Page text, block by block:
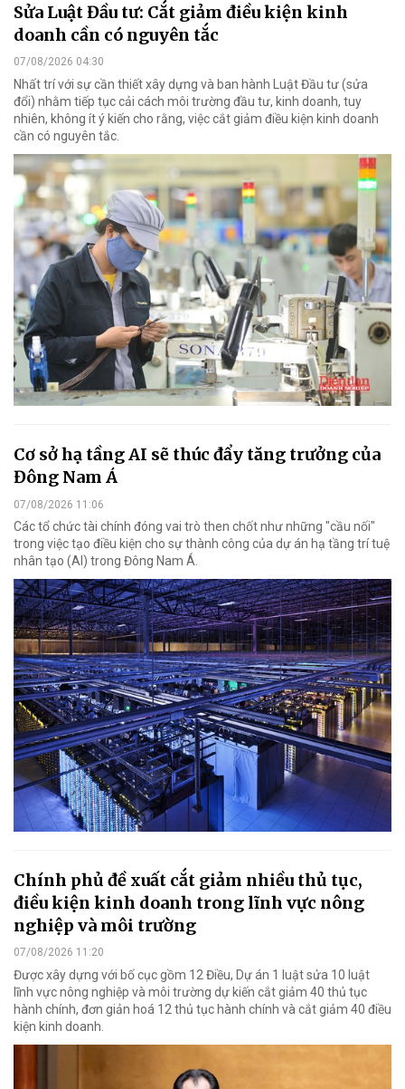
Sửa Luật Đầu tư: Cắt giảm điều kiện kinh
doanh cần có nguyên tắc
07/08/2026 04:30
Nhất trí với sự cần thiết xây dựng và ban hành Luật Đầu tư (sửa
đổi) nhằm tiếp tục cải cách môi trường đầu tư, kinh doanh, tuy
nhiên, không ít ý kiến cho rằng, việc cắt giảm điều kiện kinh doanh
cần có nguyên tắc.
Cơ sở hạ tầng AI sẽ thúc đẩy tăng trưởng của
Đông Nam Á
07/08/2026 11:06
Các tổ chức tài chính đóng vai trò then chốt như những "cầu nối"
trong việc tạo điều kiện cho sự thành công của dự án hạ tầng trí tuệ
nhân tạo (AI) trong Đông Nam Á.
Chính phủ đề xuất cắt giảm nhiều thủ tục,
điều kiện kinh doanh trong lĩnh vực nông
nghiệp và môi trường
07/08/2026 11:20
Được xây dựng với bố cục gồm 12 Điều, Dự án 1 luật sửa 10 luật
lĩnh vực nông nghiệp và môi trường dự kiến cắt giảm 40 thủ tục
hành chính, đơn giản hoá 12 thủ tục hành chính và cắt giảm 40 điều
kiện kinh doanh.